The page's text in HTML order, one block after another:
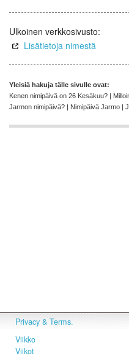
Ulkoinen verkkosivusto:
Lisätietoja nimestä
Yleisiä hakuja tälle sivulle ovat:
Kenen nimipäivä on 26 Kesäkuu? |
Jarmon nimipäivä? | Nimipäivä Jarmo |
Privacy & Terms.
Viikko
Viikot